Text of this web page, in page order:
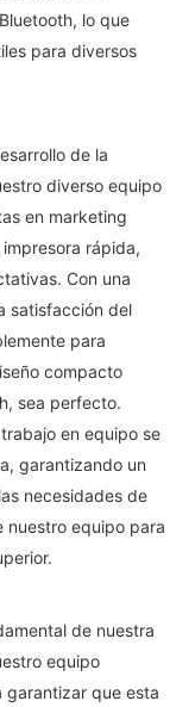
lo que
para diversos
de la
diverso equipo
en marketing
rápida,
Con una
satisfacción del
para
compacto
sea perfecto.
en equipo se
garantizando un
necesidades de
nuestro equipo para
de nuestra
equipo
garantizar que esta